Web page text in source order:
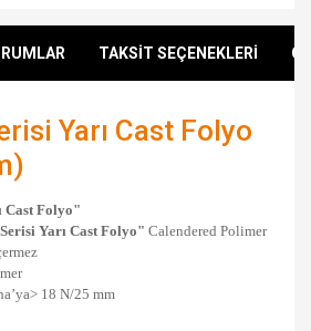
TAKSİT SEÇENEKLERİ
Yarı Cast Folyo
Cast Folyo"
Yarı Cast Folyo" Calendered Polimer
18 N/25 mm